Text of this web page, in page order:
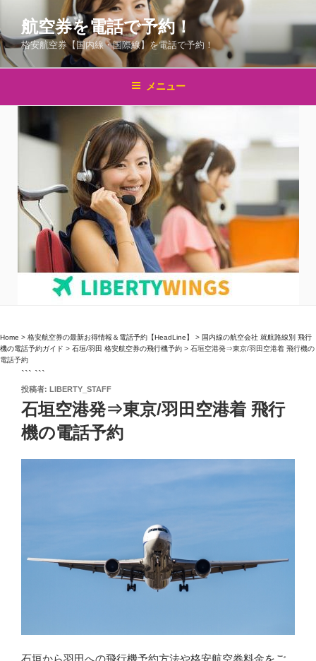
テ
ン
ス
航空券を電話で予約！
格安航空券【国内線・国際線】を電話で予約！
メニュー
Home > 格安航空券の最新お得情報＆電話予約【HeadLine】 > 国内線の航空会社 就航路線別 飛行
機の電話予約ガイド > 石垣/羽田 格安航空券の飛行機予約 > 石垣空港発⇒東京/羽田空港着 飛行機の
電話予約
``` ```
投
稿
日:
投稿者: LIBERTY_STAFF
石垣空港発⇒東京/羽田空港着 飛行
機の電話予約